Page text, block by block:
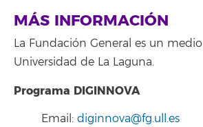
MÁS INFORMACIÓN
La Fundación General es un
Universidad de La Laguna.
Programa DIGINNOVA
Email: diginnova@fg.ull.es